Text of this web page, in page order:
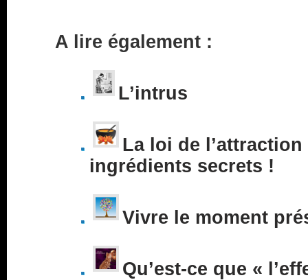
A lire également :
L’intrus
La loi de l’attraction
ingrédients secrets !
Vivre le moment
Qu’est-ce que «